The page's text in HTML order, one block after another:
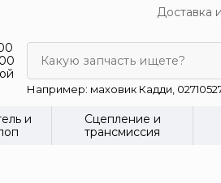
Доставка
Какую запчасть ищете?
Например: маховик Кадди,
и
Сцепление и
трансмиссия